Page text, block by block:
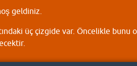
geldiniz.
üç çizgide var. Öncelikle bunu